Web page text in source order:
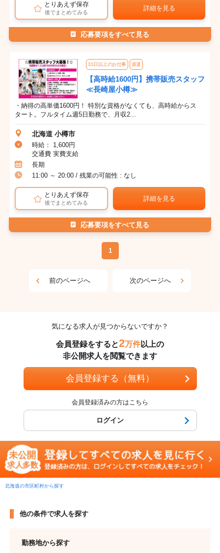
とりあえず保存
後でまとめてみる
詳細を見る
応募要項をすべて見る
31日以上のお仕事 派遣
【高時給1600円】携帯販売スタッフ
≪長崎屋小樽≫
・納得の高単価1600円！ 特別な資格がなくても、高時給からス
タート。フルタイム週5日勤務で、月収2...
北海道 小樽市
時給： 1,600円
交通費 実費支給
長期
11:00 ～ 20:00 / 残業の可能性 : なし
とりあえず保存
後でまとめてみる
詳細を見る
応募要項をすべて見る
1
前のページへ 次のページへ
気になる求人が見つからないですか？
会員登録をすると2万件以上の
非公開求人を閲覧できます
会員登録する（無料）
会員登録済みの方はこちら
ログイン
北海道の市区町村から探す
他の条件で求人を探す
勤務地から探す